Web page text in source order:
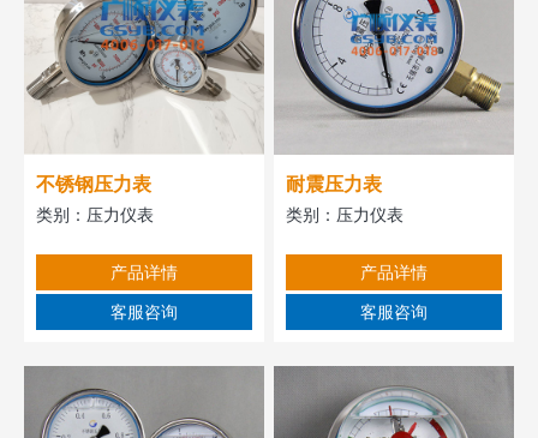
不锈钢压力表
类别： 压力仪表
产品详情
客服咨询
耐震压力表
类别： 压力仪表
产品详情
客服咨询